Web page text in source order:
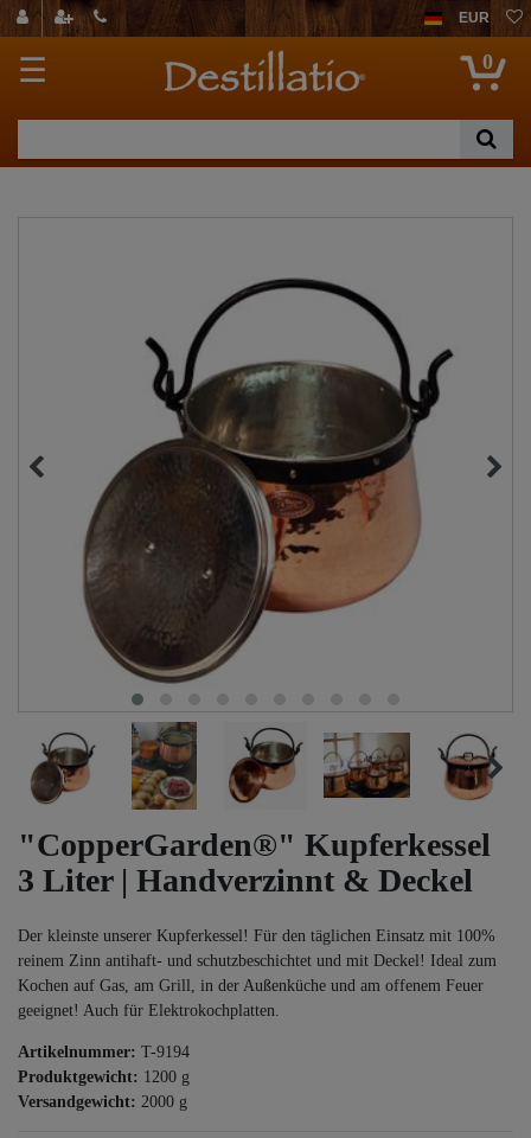
EUR
☰ 0
"CopperGarden®" Kupferkessel
3 Liter | Handverzinnt & Deckel
Der kleinste unserer Kupferkessel! Für den täglichen Einsatz mit 100%
reinem Zinn antihaft- und schutzbeschichtet und mit Deckel! Ideal zum
Kochen auf Gas, am Grill, in der Außenküche und am offenem Feuer
geeignet! Auch für Elektrokochplatten.
Artikelnummer: T-9194
Produktgewicht: 1200 g
Versandgewicht: 2000 g